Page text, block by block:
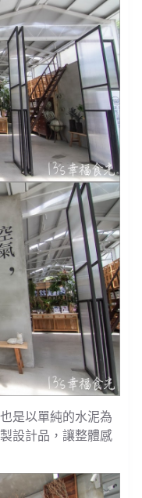
是以單純的水泥為
設計品，讓整體感